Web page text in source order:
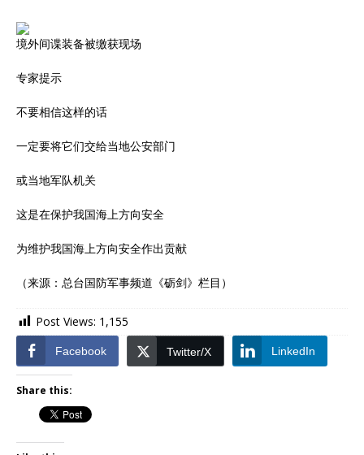
境外间谍装备被缴获现场
专家提示
不要相信这样的话
一定要将它们交给当地公安部门
或当地军队机关
这是在保护我国海上方向安全
为维护我国海上方向安全作出贡献
（来源：总台国防军事频道《砺剑》栏目）
Post Views: 1,155
Facebook Twitter/X LinkedIn
Share this: